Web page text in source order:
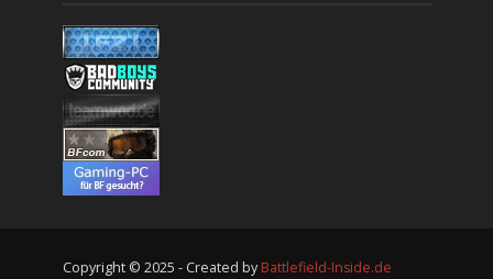
Copyright © 2025 - Created by Battlefield-Inside.de